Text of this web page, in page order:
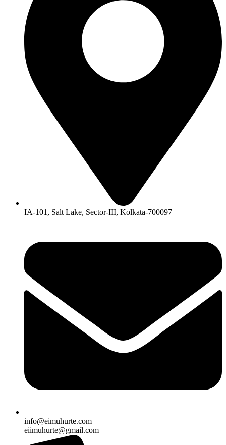
IA-101, Salt Lake, Sector-III, Kolkata-700097
info@eimuhurte.com
eiimuhurte@gmail.com